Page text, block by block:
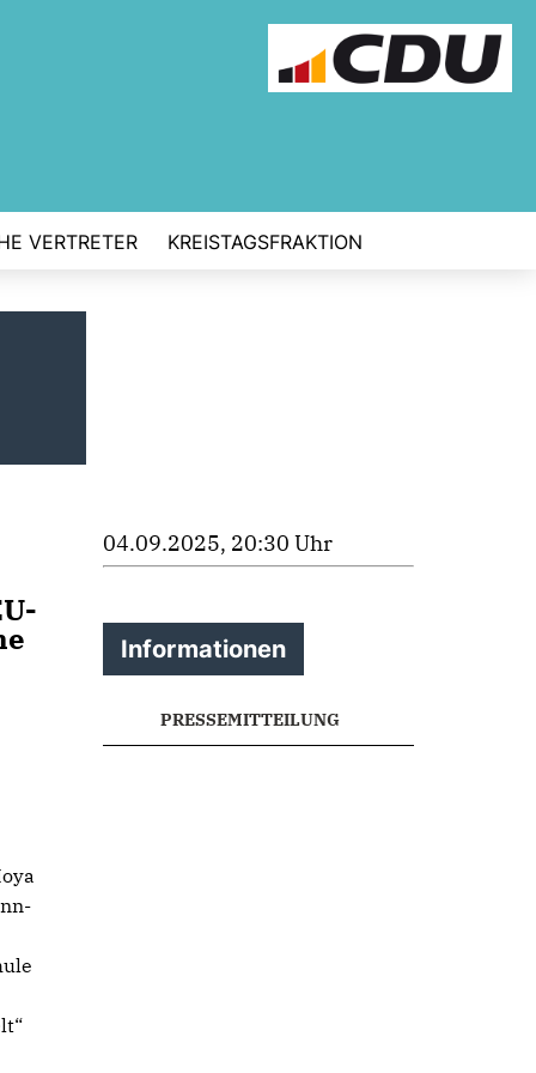
VERTRETER KREISTAGSFRAKTION
04.09.2025, 20:30 Uhr
Informationen
PRESSEMITTEILUNG